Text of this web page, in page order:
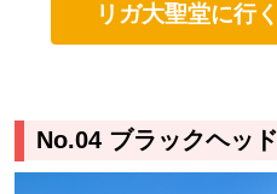
リガ大聖堂に行
No.04 ブラックヘッ